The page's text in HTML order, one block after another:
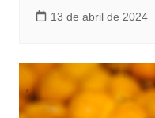
13 de abril de 2024